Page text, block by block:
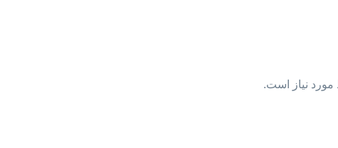
مورد نیاز است.